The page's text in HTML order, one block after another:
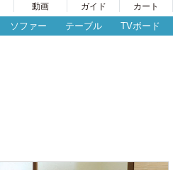
動画 ガイド カート
ソファー テーブル TVボード